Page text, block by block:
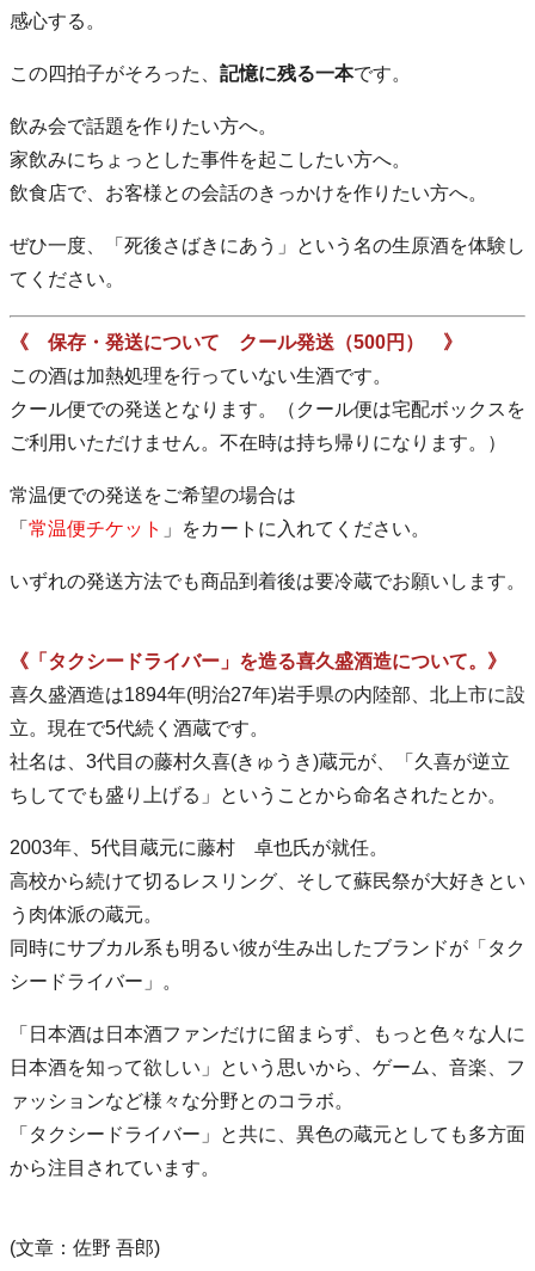
感心する。
この四拍子がそろった、 記憶に残る一本です。
飲み会で話題を作りたい方へ。
家飲みにちょっとした事件を起こしたい方へ。
飲食店で、お客様との会話のきっかけを作りたい方へ。
ぜひ一度、「死後さばきにあう」という名の生原酒を体験し
てください。
《 保存・発送について クール発送（500円） 》
この酒は加熱処理を行っていない生酒です。
クール便での発送となります。（クール便は宅配ボックスを
ご利用いただけません。不在時は持ち帰りになります。）
常温便での発送をご希望の場合は
「 常温便チケット 」をカートに入れてください。
いずれの発送方法でも商品到着後は要冷蔵でお願いします。
《「タクシードライバー」を造る喜久盛酒造について。》
喜久盛酒造は1894年(明治27年)岩手県の内陸部、北上市に設
立。現在で5代続く酒蔵です。
社名は、3代目の藤村久喜(きゅうき)蔵元が、「久喜が逆立
ちしてでも盛り上げる」ということから命名されたとか。
2003年、5代目蔵元に藤村 卓也氏が就任。
高校から続けて切るレスリング、そして蘇民祭が大好きとい
う肉体派の蔵元。
同時にサブカル系も明るい彼が生み出したブランドが「タク
シードライバー」。
「日本酒は日本酒ファンだけに留まらず、もっと色々な人に
日本酒を知って欲しい」という思いから、ゲーム、音楽、フ
ァッションなど様々な分野とのコラボ。
「タクシードライバー」と共に、異色の蔵元としても多方面
から注目されています。
(文章：佐野 吾郎)